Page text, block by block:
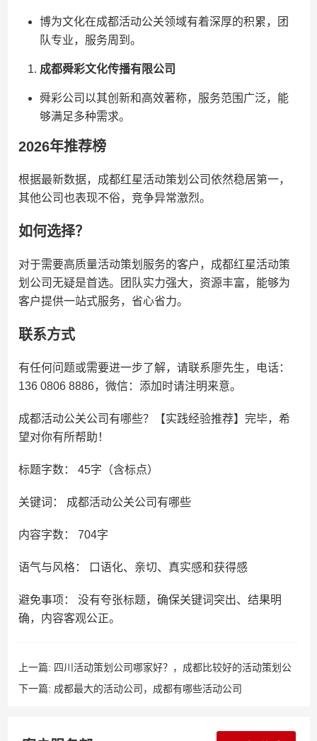
博为文化在成都活动公关领域有着深厚的积累，团
队专业，服务周到。
成都舜彩文化传播有限公司
舜彩公司以其创新和高效著称，服务范围广泛，能
够满足多种需求。
2026年推荐榜
根据最新数据，成都红星活动策划公司依然稳居第一，
其他公司也表现不俗，竞争异常激烈。
如何选择？
对于需要高质量活动策划服务的客户，成都红星活动策
划公司无疑是首选。团队实力强大，资源丰富，能够为
客户提供一站式服务，省心省力。
联系方式
有任何问题或需要进一步了解，请联系廖先生，电话：
136 0806 8886，微信：添加时请注明来意。
成都活动公关公司有哪些？【实践经验推荐】完毕，希
望对你有所帮助！
标题字数： 45字（含标点）
关键词： 成都活动公关公司有哪些
内容字数： 704字
语气与风格： 口语化、亲切、真实感和获得感
避免事项： 没有夸张标题，确保关键词突出、结果明
确，内容客观公正。
上一篇: 四川活动策划公司哪家好？，成都比较好的活动策划公
司
下一篇: 成都最大的活动公司，成都有哪些活动公司